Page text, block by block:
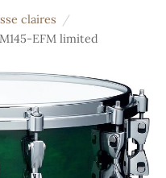
claires
EFM limited